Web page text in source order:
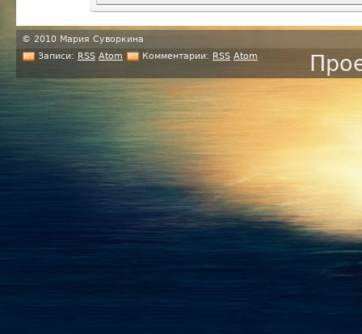
© 2010 Мария Суворкина
Записи: RSS Atom Комментарии: RSS Atom